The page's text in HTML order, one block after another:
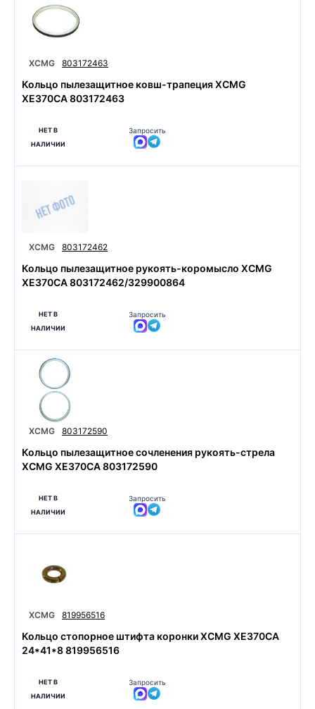
XCMG 803172463
Кольцо пылезащитное ковш-трапеция XCMG
XE370CA 803172463
НЕТ В
НАЛИЧИИ
Запросить
XCMG 803172462
Кольцо пылезащитное рукоять-коромысло XCMG
XE370CA 803172462/329900864
НЕТ В
НАЛИЧИИ
Запросить
XCMG 803172590
Кольцо пылезащитное сочленения рукоять-стрела
XCMG XE370CA 803172590
НЕТ В
НАЛИЧИИ
Запросить
XCMG 819956516
Кольцо стопорное штифта коронки XCMG XE370CA
24*41*8 819956516
НЕТ В
НАЛИЧИИ
Запросить